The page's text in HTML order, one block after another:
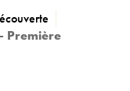
Première